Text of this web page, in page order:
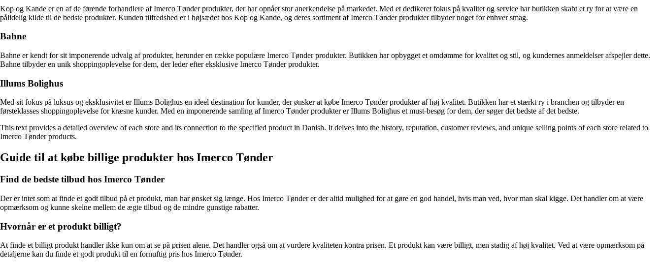
Kop og Kande er en af de førende forhandlere af Imerco Tønder produkter, der har opnået stor anerkendelse på markedet. Med et dedikeret fokus på kvalitet og service har butikken skabt et ry for at være en
pålidelig kilde til de bedste produkter. Kunden tilfredshed er i højsædet hos Kop og Kande, og deres sortiment af Imerco Tønder produkter tilbyder noget for enhver smag.
Bahne
Bahne er kendt for sit imponerende udvalg af produkter, herunder en række populære Imerco Tønder produkter. Butikken har opbygget et omdømme for kvalitet og stil, og kundernes anmeldelser afspejler dette.
Bahne tilbyder en unik shoppingoplevelse for dem, der leder efter eksklusive Imerco Tønder produkter.
Illums Bolighus
Med sit fokus på luksus og eksklusivitet er Illums Bolighus en ideel destination for kunder, der ønsker at købe Imerco Tønder produkter af høj kvalitet. Butikken har et stærkt ry i branchen og tilbyder en
førsteklasses shoppingoplevelse for kræsne kunder. Med en imponerende samling af Imerco Tønder produkter er Illums Bolighus et must-besøg for dem, der søger det bedste af det bedste.
This text provides a detailed overview of each store and its connection to the specified product in Danish. It delves into the history, reputation, customer reviews, and unique selling points of each store related to
Imerco Tønder products.
Guide til at købe billige produkter hos Imerco Tønder
Find de bedste tilbud hos Imerco Tønder
Der er intet som at finde et godt tilbud på et produkt, man har ønsket sig længe. Hos Imerco Tønder er der altid mulighed for at gøre en god handel, hvis man ved, hvor man skal kigge. Det handler om at være
opmærksom og kunne skelne mellem de ægte tilbud og de mindre gunstige rabatter.
Hvornår er et produkt billigt?
At finde et billigt produkt handler ikke kun om at se på prisen alene. Det handler også om at vurdere kvaliteten kontra prisen. Et produkt kan være billigt, men stadig af høj kvalitet. Ved at være opmærksom på
detaljerne kan du finde et godt produkt til en fornuftig pris hos Imerco Tønder.